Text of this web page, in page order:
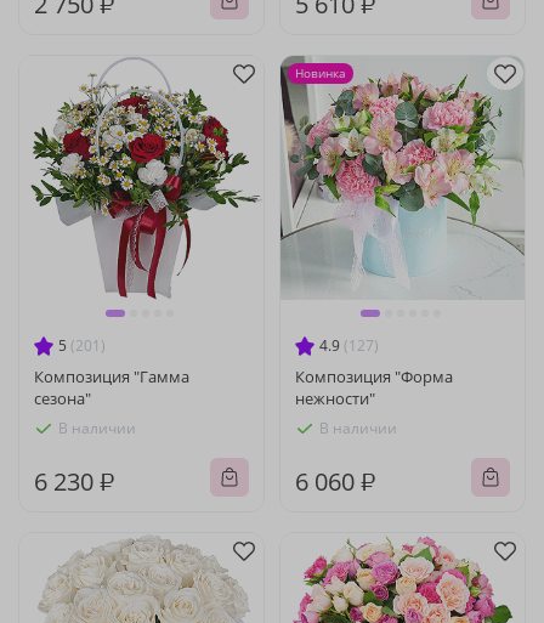
5 (201)
Композиция "Гамма
сезона"
В наличии
6 230 ₽
4.9 (127)
Композиция "Форма
нежности"
В наличии
6 060 ₽
Новинка